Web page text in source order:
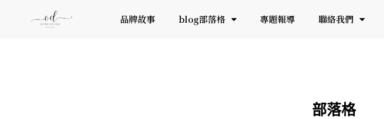
品牌故事 blog部落格 專題報導 聯絡我們
部落格